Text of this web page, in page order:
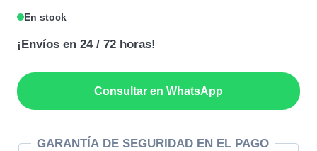
Rango
30
En stock
¡Envíos en 24 / 72 horas!
Consultar en WhatsApp
GARANTÍA DE SEGURIDAD EN EL PAGO